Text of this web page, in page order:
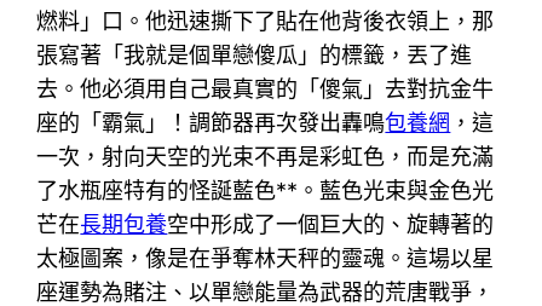
燃料」口。他迅速撕下了貼在他背後衣領上，那
張寫著「我就是個單戀傻瓜」的標籤，丟了進
去。他必須用自己最真實的「傻氣」去對抗金牛
座的「霸氣」！調節器再次發出轟鳴包養網 ，這
一次，射向天空的光束不再是彩虹色，而是充滿
了水瓶座特有的怪誕藍色**。藍色光束與金色光
芒在長期包養空中形成了一個巨大的、旋轉著的
太極圖案，像是在爭奪林天秤的靈魂。這場以星
座運勢為賭注、以單戀能量為武器的荒唐戰爭，